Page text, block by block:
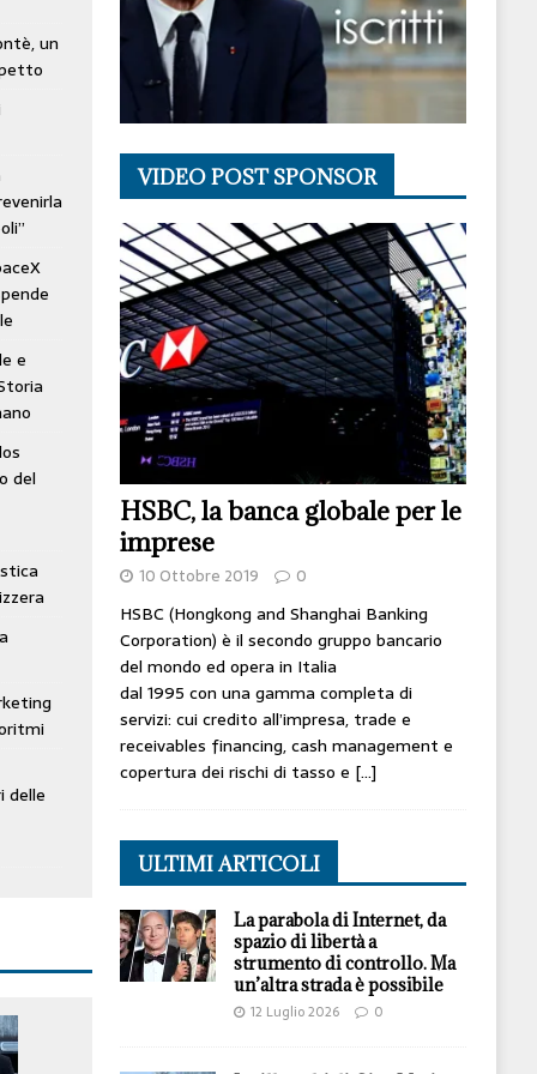
un
e
del
delle
VIDEO POST SPONSOR
HSBC, la banca globale per le
imprese
10 Ottobre 2019 0
HSBC (Hongkong and Shanghai Banking
Corporation) è il secondo gruppo bancario
del mondo ed opera in Italia
dal 1995 con una gamma completa di
servizi: cui credito all’impresa, trade e
receivables financing, cash management e
copertura dei rischi di tasso e […]
ULTIMI ARTICOLI
La parabola di Internet, da
spazio di libertà a
strumento di controllo. Ma
un’altra strada è possibile
12 Luglio 2026 0